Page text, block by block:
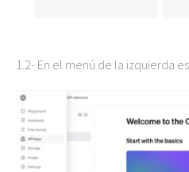
1.2- En el menú de la izquierda